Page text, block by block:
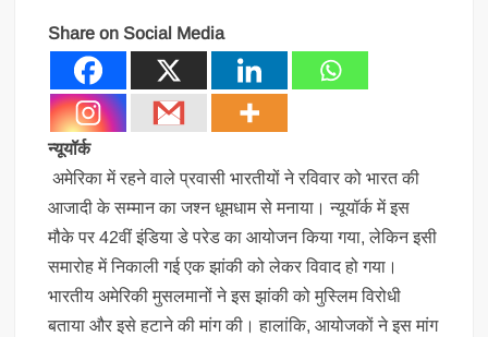
Share on Social Media
न्यूयॉर्क
अमेरिका में रहने वाले प्रवासी भारतीयों ने रविवार को भारत की
आजादी के सम्मान का जश्न धूमधाम से मनाया। न्यूयॉर्क में इस
मौके पर 42वीं इंडिया डे परेड का आयोजन किया गया, लेकिन इसी
समारोह में निकाली गई एक झांकी को लेकर विवाद हो गया।
भारतीय अमेरिकी मुसलमानों ने इस झांकी को मुस्लिम विरोधी
बताया और इसे हटाने की मांग की। हालांकि, आयोजकों ने इस मांग